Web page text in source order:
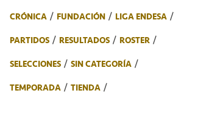
CRÓNICA
FUNDACIÓN
LIGA ENDESA
PARTIDOS
RESULTADOS
ROSTER
SELECCIONES
SIN CATEGORÍA
TEMPORADA
TIENDA